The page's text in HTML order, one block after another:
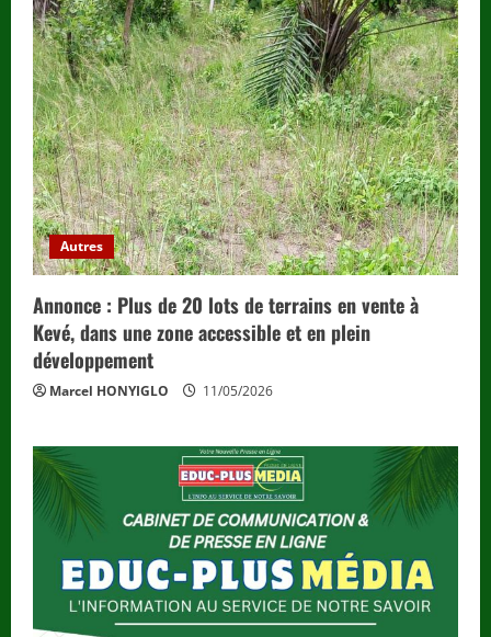
Autres
Annonce : Plus de 20 lots de terrains en vente à
Kevé, dans une zone accessible et en plein
développement
Marcel HONYIGLO 11/05/2026